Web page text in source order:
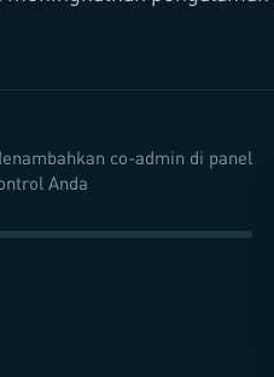
co-admin di panel
Anda